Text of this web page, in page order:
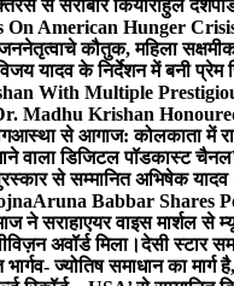
से सराबोर कियाराहुल
On American Hunger
कौतुक, महिला
यादव के निर्देशन में बनी प्रेम
With Multiple
Madhu Krishan
आस्था से आगाज: कोलकाता में
वाला डिजिटल पॉडकास्ट चैनल
से सम्मानित अभिषेक
Aruna Babbar Shares
ने सराहाएयर वाइस मार्शल से
अवॉर्ड मिला।देसी स्टार
ज्योतिष समाधान का मार्ग